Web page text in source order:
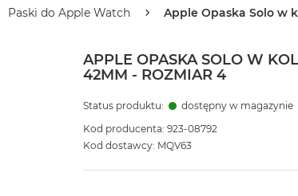
Paski do Apple Watch Apple Opaska Solo w
APPLE OPASKA SOLO W
42MM - ROZMIAR 4
Status produktu:
dostępny w magazynie
Kod producenta: 923-08792
Kod dostawcy: MQV63